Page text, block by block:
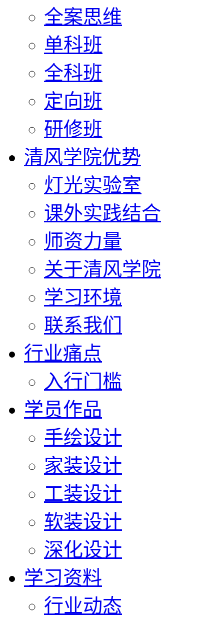
全案思维
单科班
全科班
定向班
研修班
清风学院优势
灯光实验室
课外实践结合
师资力量
关于清风学院
学习环境
联系我们
行业痛点
入行门槛
学员作品
手绘设计
家装设计
工装设计
软装设计
深化设计
学习资料
行业动态